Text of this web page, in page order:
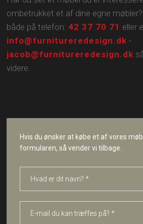
ombetrukket et af dine egne
både på telefon: 42 37 70 71 eller
info@furnitureredesign.dk -
jacob@furnitureredesign.dk
videre.
Hvis du ønsker at købe et af vores
formularen, så vender vi tilbage.